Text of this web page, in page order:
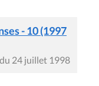
- 10 (1997
24 juillet 1998